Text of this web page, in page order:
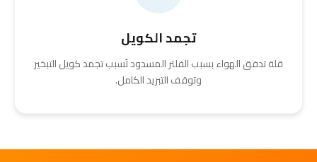
تجمد الكويل
قلة تدفق الهواء بسبب الفلتر المسدود تُسبب تجمد كويل التبخير
وتوقف التبريد الكامل.